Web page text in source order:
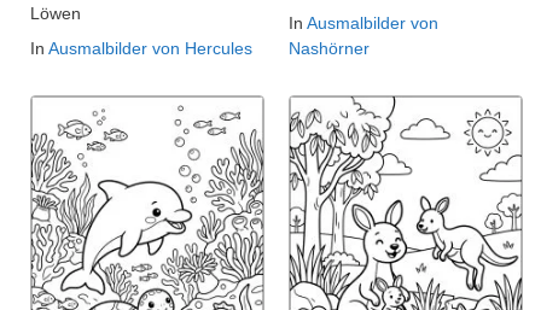
Löwen
In Ausmalbilder von Hercules
In Ausmalbilder von
Nashörner